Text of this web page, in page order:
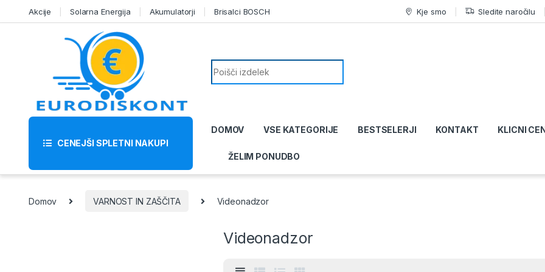
Skip to navigation
Akcije Solarna Energija Akumulatorji Brisalci BOSCH Kje smo Sledite naročilu
Search for:
CENEJŠI SPLETNI NAKUPI
DOMOV VSE KATEGORIJE BESTSELERJI KONTAKT KLICNI
ŽELIM PONUDBO
Domov VARNOST IN ZAŠČITA Videonadzor
Videonadzor